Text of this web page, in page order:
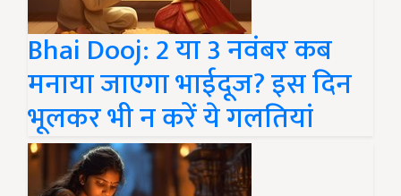
Bhai Dooj: 2 या 3 नवंबर कब
मनाया जाएगा भाईदूज? इस दिन
भूलकर भी न करें ये गलतियां